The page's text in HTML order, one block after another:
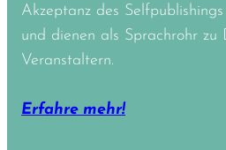
Akzeptanz des
und dienen als Sprachrohr zu
Veranstaltern.
Erfahre mehr!